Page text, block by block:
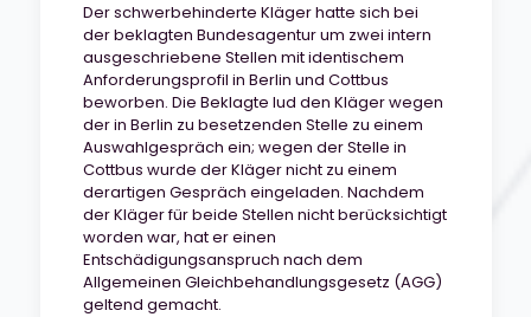
Der schwerbehinderte Kläger hatte sich bei
der beklagten Bundesagentur um zwei intern
ausgeschriebene Stellen mit identischem
Anforderungsprofil in Berlin und Cottbus
beworben. Die Beklagte lud den Kläger wegen
der in Berlin zu besetzenden Stelle zu einem
Auswahlgespräch ein; wegen der Stelle in
Cottbus wurde der Kläger nicht zu einem
derartigen Gespräch eingeladen. Nachdem
der Kläger für beide Stellen nicht berücksichtigt
worden war, hat er einen
Entschädigungsanspruch nach dem
Allgemeinen Gleichbehandlungsgesetz (AGG)
geltend gemacht.